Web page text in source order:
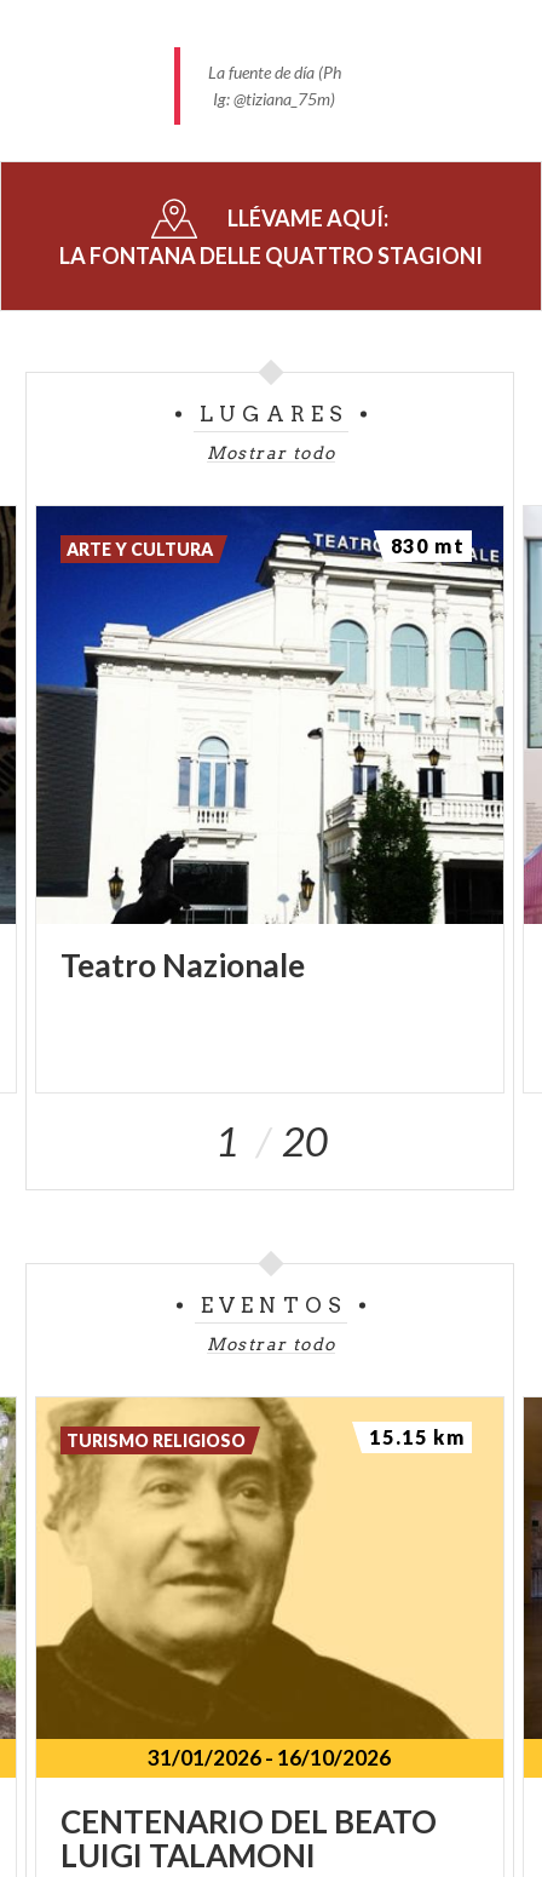
La fuente de día (Ph
Ig: @tiziana_75m)
LLÉVAME AQUÍ:
LA FONTANA DELLE QUATTRO STAGIONI
LUGARES
Mostrar todo
Teatro Nazionale
ARTE Y CULTURA 830 mt
1 20
EVENTOS
Mostrar todo
31/01/2026- 16/10/2026
CENTENARIO DEL BEATO
LUIGI TALAMONI
TURISMO RELIGIOSO 15.15 km